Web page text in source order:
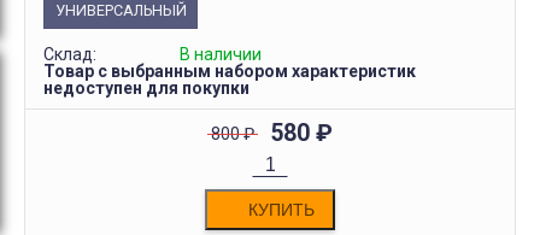
УНИВЕРСАЛЬНЫЙ
Склад:
В наличии
Товар с выбранным набором характеристик
недоступен для покупки
800₽ 580 ₽
КУПИТЬ